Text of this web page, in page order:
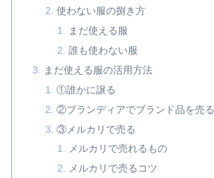
使わない服の捌き方
まだ使える服
誰も使わない服
まだ使える服の活用方法
①誰かに譲る
②ブランディアでブランド品を売る
③メルカリで売る
メルカリで売れるもの
メルカリで売るコツ